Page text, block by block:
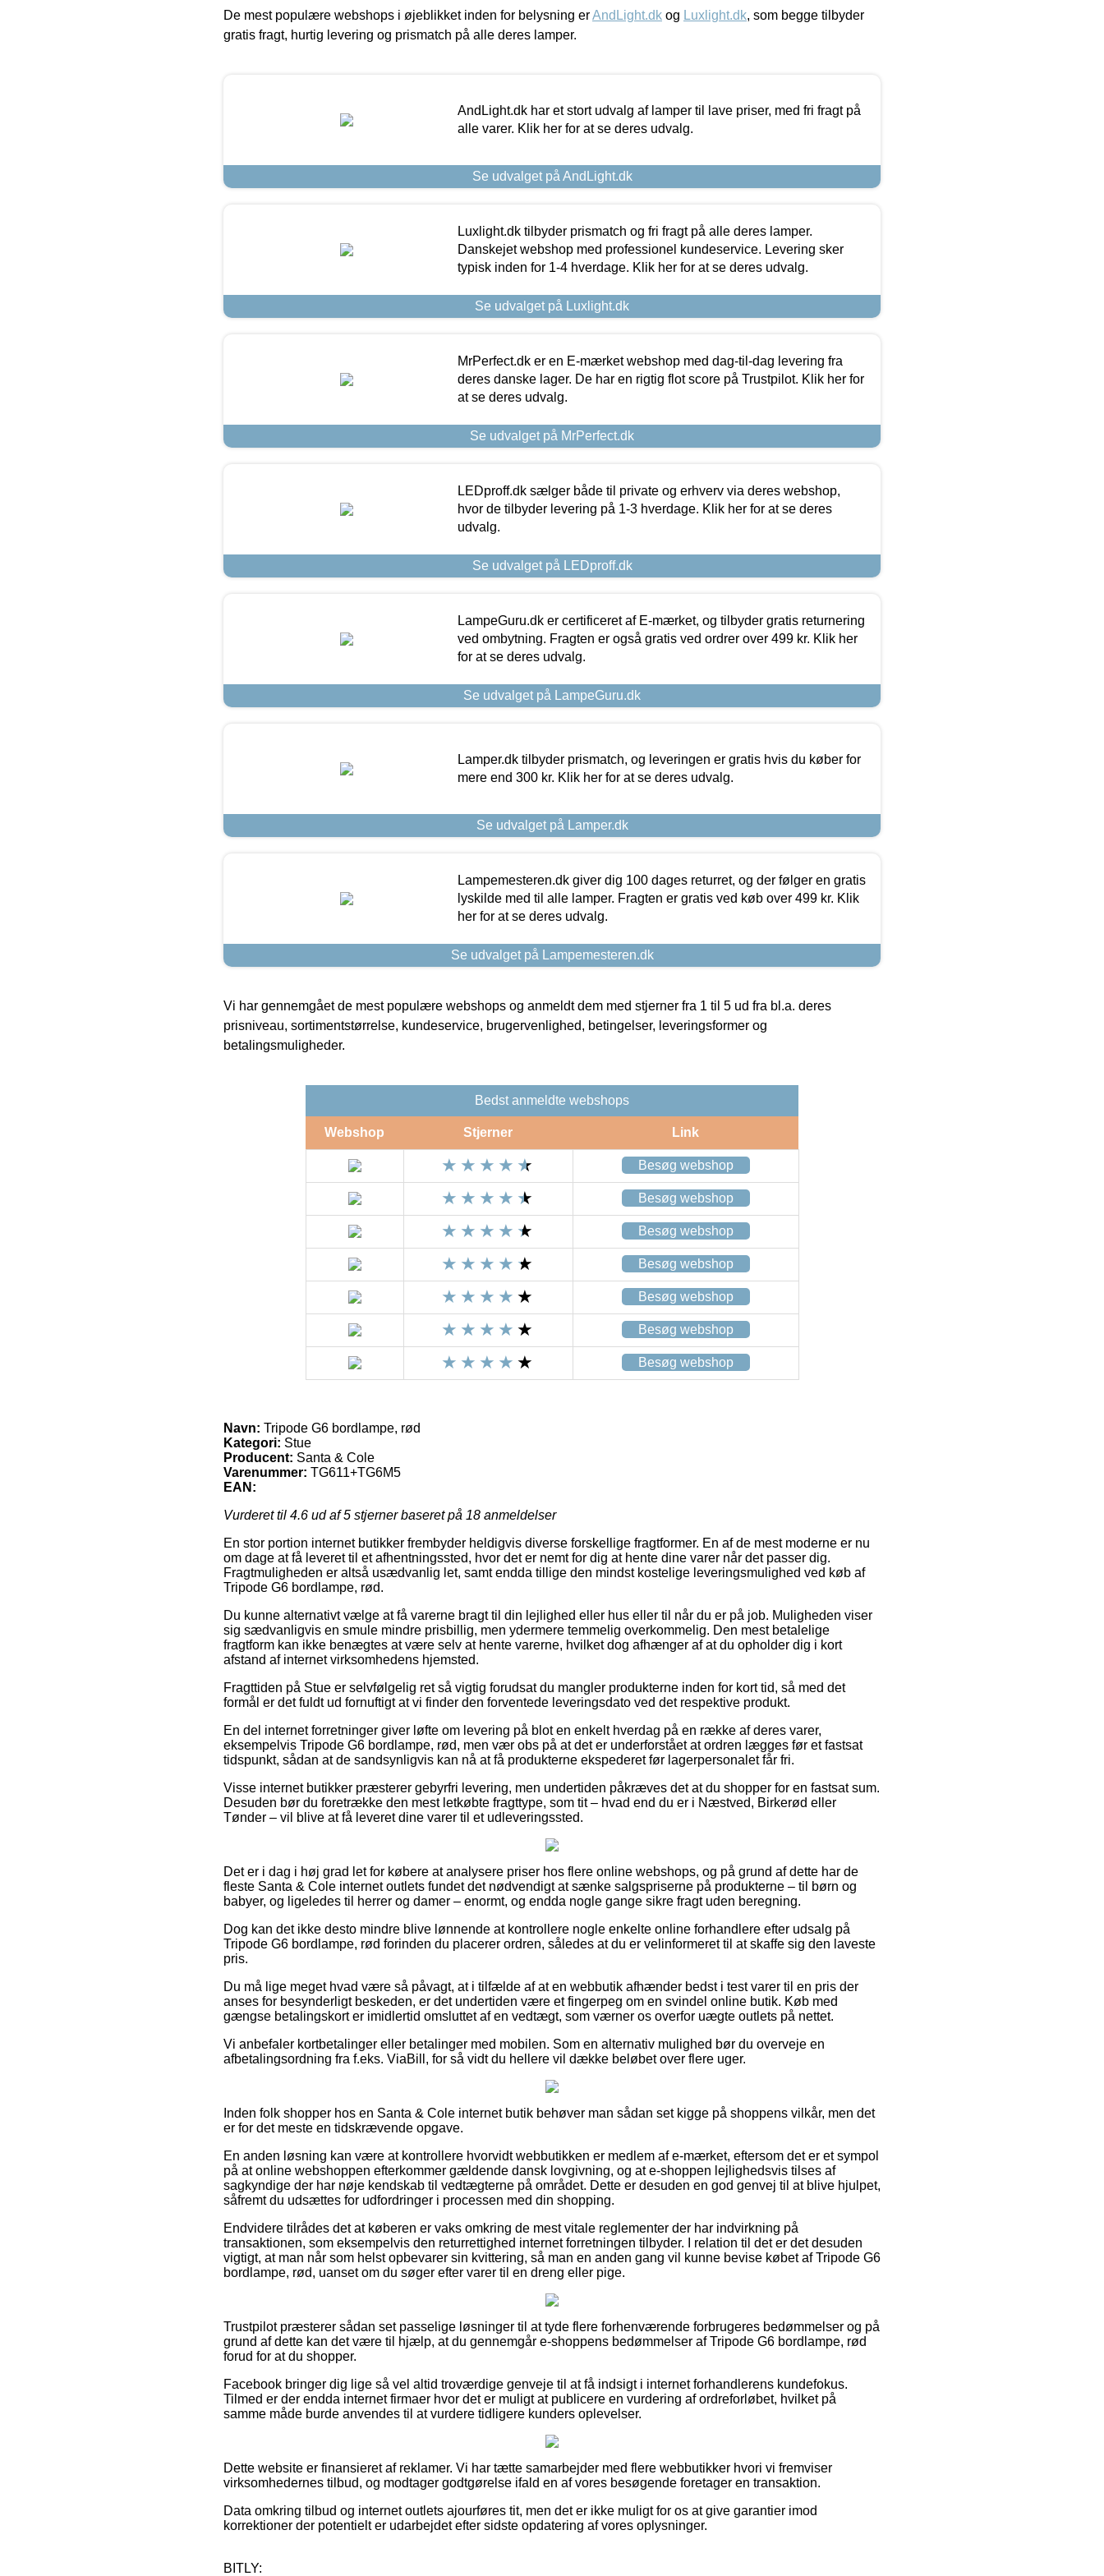
De mest populære webshops i øjeblikket inden for belysning erAndLight.dk og Luxlight.dk, som begge tilbyder
gratis fragt, hurtig levering og prismatch på alle deres lamper.
AndLight.dk har et stort udvalg af lamper til lave priser, med fri fragt på
alle varer. Klik her for at se deres udvalg.
Se udvalget på AndLight.dk
Luxlight.dk tilbyder prismatch og fri fragt på alle deres lamper.
Danskejet webshop med professionel kundeservice. Levering sker
typisk inden for 1-4 hverdage. Klik her for at se deres udvalg.
Se udvalget på Luxlight.dk
MrPerfect.dk er en E-mærket webshop med dag-til-dag levering fra
deres danske lager. De har en rigtig flot score på Trustpilot. Klik her for
at se deres udvalg.
Se udvalget på MrPerfect.dk
LEDproff.dk sælger både til private og erhverv via deres webshop,
hvor de tilbyder levering på 1-3 hverdage. Klik her for at se deres
udvalg.
Se udvalget på LEDproff.dk
LampeGuru.dk er certificeret af E-mærket, og tilbyder gratis returnering
ved ombytning. Fragten er også gratis ved ordrer over 499 kr. Klik her
for at se deres udvalg.
Se udvalget på LampeGuru.dk
Lamper.dk tilbyder prismatch, og leveringen er gratis hvis du køber for
mere end 300 kr. Klik her for at se deres udvalg.
Se udvalget på Lamper.dk
Lampemesteren.dk giver dig 100 dages returret, og der følger en gratis
lyskilde med til alle lamper. Fragten er gratis ved køb over 499 kr. Klik
her for at se deres udvalg.
Se udvalget på Lampemesteren.dk
Vi har gennemgået de mest populære webshops og anmeldt dem med stjerner fra 1 til 5 ud fra bl.a. deres
prisniveau, sortimentstørrelse, kundeservice, brugervenlighed, betingelser, leveringsformer og
betalingsmuligheder.
Bedst anmeldte webshops
Webshop Stjerner Link
Besøg webshop
Besøg webshop
Besøg webshop
Besøg webshop
Besøg webshop
Besøg webshop
Besøg webshop
Navn: Tripode G6 bordlampe, rød
Kategori: Stue
Producent: Santa & Cole
Varenummer: TG611+TG6M5
EAN:
Vurderet til 4.6 ud af 5 stjerner baseret på 18 anmeldelser
En stor portion internet butikker frembyder heldigvis diverse forskellige fragtformer. En af de mest moderne er nu
om dage at få leveret til et afhentningssted, hvor det er nemt for dig at hente dine varer når det passer dig.
Fragtmuligheden er altså usædvanlig let, samt endda tillige den mindst kostelige leveringsmulighed ved køb af
Tripode G6 bordlampe, rød.
Du kunne alternativt vælge at få varerne bragt til din lejlighed eller hus eller til når du er på job. Muligheden viser
sig sædvanligvis en smule mindre prisbillig, men ydermere temmelig overkommelig. Den mest betalelige
fragtform kan ikke benægtes at være selv at hente varerne, hvilket dog afhænger af at du opholder dig i kort
afstand af internet virksomhedens hjemsted.
Fragttiden på Stue er selvfølgelig ret så vigtig forudsat du mangler produkterne inden for kort tid, så med det
formål er det fuldt ud fornuftigt at vi finder den forventede leveringsdato ved det respektive produkt.
En del internet forretninger giver løfte om levering på blot en enkelt hverdag på en række af deres varer,
eksempelvis Tripode G6 bordlampe, rød, men vær obs på at det er underforstået at ordren lægges før et fastsat
tidspunkt, sådan at de sandsynligvis kan nå at få produkterne ekspederet før lagerpersonalet får fri.
Visse internet butikker præsterer gebyrfri levering, men undertiden påkræves det at du shopper for en fastsat sum.
Desuden bør du foretrække den mest letkøbte fragttype, som tit – hvad end du er i Næstved, Birkerød eller
Tønder – vil blive at få leveret dine varer til et udleveringssted.
Det er i dag i høj grad let for købere at analysere priser hos flere online webshops, og på grund af dette har de
fleste Santa & Cole internet outlets fundet det nødvendigt at sænke salgspriserne på produkterne – til børn og
babyer, og ligeledes til herrer og damer – enormt, og endda nogle gange sikre fragt uden beregning.
Dog kan det ikke desto mindre blive lønnende at kontrollere nogle enkelte online forhandlere efter udsalg på
Tripode G6 bordlampe, rød forinden du placerer ordren, således at du er velinformeret til at skaffe sig den laveste
pris.
Du må lige meget hvad være så påvagt, at i tilfælde af at en webbutik afhænder bedst i test varer til en pris der
anses for besynderligt beskeden, er det undertiden være et fingerpeg om en svindel online butik. Køb med
gængse betalingskort er imidlertid omsluttet af en vedtægt, som værner os overfor uægte outlets på nettet.
Vi anbefaler kortbetalinger eller betalinger med mobilen. Som en alternativ mulighed bør du overveje en
afbetalingsordning fra f.eks. ViaBill, for så vidt du hellere vil dække beløbet over flere uger.
Inden folk shopper hos en Santa & Cole internet butik behøver man sådan set kigge på shoppens vilkår, men det
er for det meste en tidskrævende opgave.
En anden løsning kan være at kontrollere hvorvidt webbutikken er medlem af e-mærket, eftersom det er et sympol
på at online webshoppen efterkommer gældende dansk lovgivning, og at e-shoppen lejlighedsvis tilses af
sagkyndige der har nøje kendskab til vedtægterne på området. Dette er desuden en god genvej til at blive hjulpet,
såfremt du udsættes for udfordringer i processen med din shopping.
Endvidere tilrådes det at køberen er vaks omkring de mest vitale reglementer der har indvirkning på
transaktionen, som eksempelvis den returrettighed internet forretningen tilbyder. I relation til det er det desuden
vigtigt, at man når som helst opbevarer sin kvittering, så man en anden gang vil kunne bevise købet af Tripode G6
bordlampe, rød, uanset om du søger efter varer til en dreng eller pige.
Trustpilot præsterer sådan set passelige løsninger til at tyde flere forhenværende forbrugeres bedømmelser og på
grund af dette kan det være til hjælp, at du gennemgår e-shoppens bedømmelser af Tripode G6 bordlampe, rød
forud for at du shopper.
Facebook bringer dig lige så vel altid troværdige genveje til at få indsigt i internet forhandlerens kundefokus.
Tilmed er der endda internet firmaer hvor det er muligt at publicere en vurdering af ordreforløbet, hvilket på
samme måde burde anvendes til at vurdere tidligere kunders oplevelser.
Dette website er finansieret af reklamer. Vi har tætte samarbejder med flere webbutikker hvori vi fremviser
virksomhedernes tilbud, og modtager godtgørelse ifald en af vores besøgende foretager en transaktion.
Data omkring tilbud og internet outlets ajourføres tit, men det er ikke muligt for os at give garantier imod
korrektioner der potentielt er udarbejdet efter sidste opdatering af vores oplysninger.
BITLY: